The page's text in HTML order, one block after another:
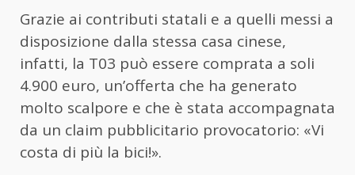
Grazie ai contributi statali e a quelli messi a
disposizione dalla stessa casa cinese,
infatti, la T03 può essere comprata a soli
4.900 euro, un’offerta che ha generato
molto scalpore e che è stata accompagnata
da un claim pubblicitario provocatorio: «Vi
costa di più la bici!».